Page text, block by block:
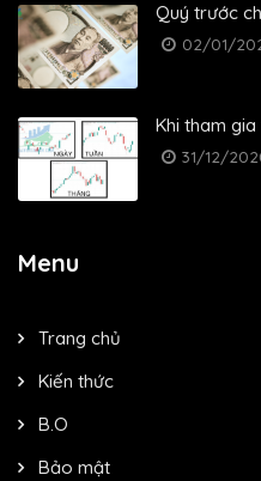
Quý trước
02/01/
Khi tham
31/12/
Menu
Trang chủ
Kiến thức
B.O
Bảo mật